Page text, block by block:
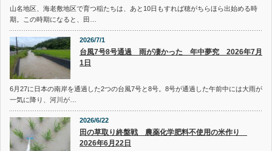
山名地区、海老敷地区で育つ稲たちは、あと10日もすれば穂がちらほら出始める時
期。この時期になると、田…
2026/7/1
台風7号8号通過 雨が凄かった 年中夢究 2026年7月
1日
6月27に日本の南岸を通過した2つの台風7号と8号。8号が通過した午前中には大雨が
一気に降り、河川が…
2026/6/22
田の草取り終盤戦 農薬化学肥料不使用の米作り
2026年6月22日